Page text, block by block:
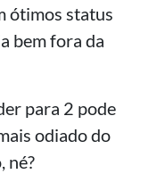
ótimos status
bem fora da
para 2 pode
odiado do
né?